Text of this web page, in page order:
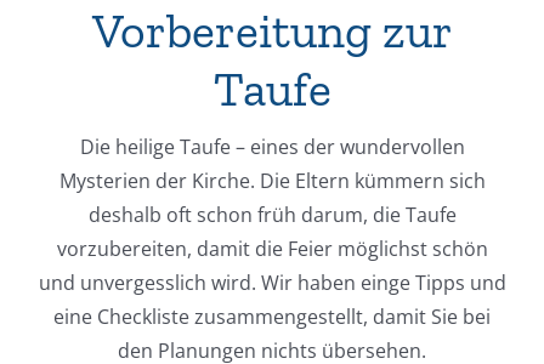
Vorbereitung zur
Taufe
Die heilige Taufe – eines der wundervollen
Mysterien der Kirche. Die Eltern kümmern sich
deshalb oft schon früh darum, die Taufe
vorzubereiten, damit die Feier möglichst schön
und unvergesslich wird. Wir haben einge Tipps und
eine Checkliste zusammengestellt, damit Sie bei
den Planungen nichts übersehen.